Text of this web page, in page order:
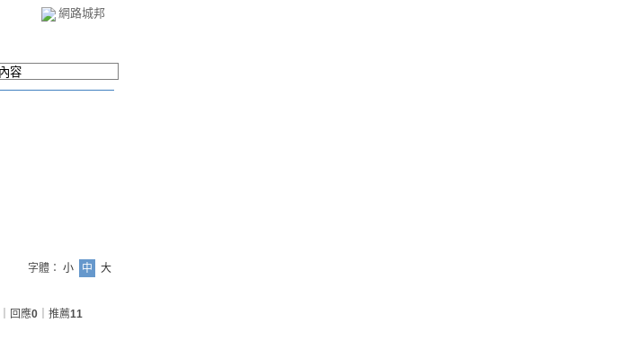
網路城邦
字體： 小 中 大
｜回應0 ｜推薦11